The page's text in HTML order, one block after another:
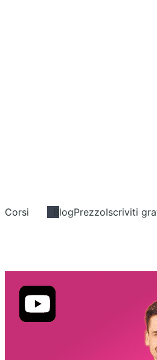
Corsi BlogPrezzoIscriviti